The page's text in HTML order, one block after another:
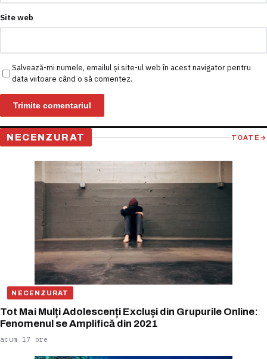
Site web
Salvează-mi numele, emailul și site-ul web în acest navigator pentru
data viitoare când o să comentez.
NECENZURAT TOATE →
NECENZURAT
Tot Mai Mulți Adolescenți Excluși din Grupurile Online:
Fenomenul se Amplifică din 2021
acum 17 ore